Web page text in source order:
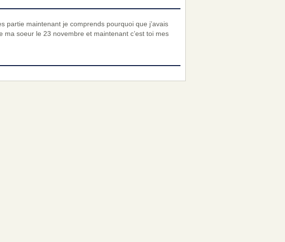
partie maintenant je comprends pourquoi que j’avais
soeur le 23 novembre et maintenant c’est toi mes